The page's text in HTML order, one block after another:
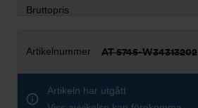
AT 5745-W34313202
Artikeln har utgått